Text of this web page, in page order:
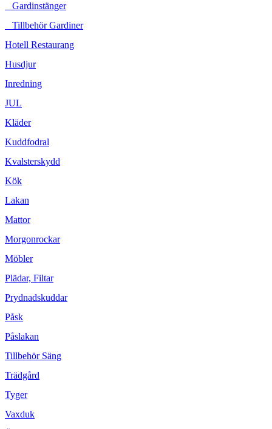
Gardinstänger
Tillbehör Gardiner
Hotell Restaurang
Husdjur
Inredning
JUL
Kläder
Kuddfodral
Kvalsterskydd
Kök
Lakan
Mattor
Morgonrockar
Möbler
Plädar, Filtar
Prydnadskuddar
Påsk
Påslakan
Tillbehör Säng
Trädgård
Tyger
Vaxduk